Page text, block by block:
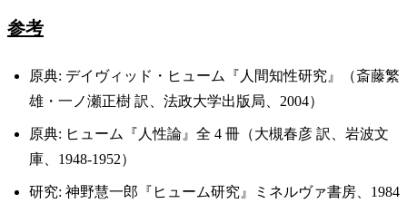
参考
原典: デイヴィッド・ヒューム『人間知性研究』（斎藤繁
雄・一ノ瀬正樹 訳、法政大学出版局、2004）
原典: ヒューム『人性論』全 4 冊（大槻春彦 訳、岩波文
庫、1948-1952）
研究: 神野慧一郎『ヒューム研究』ミネルヴァ書房、1984